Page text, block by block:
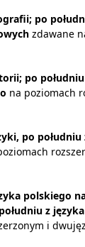
po
zdawane
po
na poziomach
po południu
polskiego
z
i